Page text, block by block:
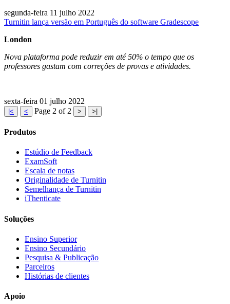
segunda-feira 11 julho 2022
Turnitin lança versão em Português do software Gradescope
London
Nova plataforma pode reduzir em até 50% o tempo que os
professores gastam com correções de provas e atividades.
sexta-feira 01 julho 2022
|< < Page 2 of 2 > >|
Produtos
Estúdio de Feedback
ExamSoft
Escala de notas
Originalidade de Turnitin
Semelhança de Turnitin
iThenticate
Soluções
Ensino Superior
Ensino Secundário
Pesquisa & Publicação
Parceiros
Histórias de clientes
Apoio